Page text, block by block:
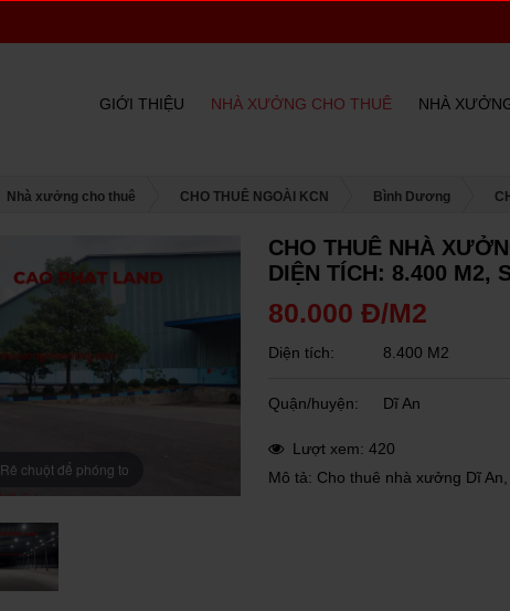
Nhà Xưởng Miền Đông, Địa
GIỚI THIỆU NHÀ XƯỞNG CHO THUÊ NHÀ
Nhà xưởng cho thuê CHO THUÊ NGOÀI KCN Bình Dương
Rê chuột để phóng to
CHO THUÊ NHÀ
DIỆN TÍCH: 8.400 M2,
80.000 Đ/M2
Diện tích: 8.400 M2
Quận/huyện: Dĩ An
Lượt xem: 420
Mô tả: Cho thuê nhà xưởng Dĩ